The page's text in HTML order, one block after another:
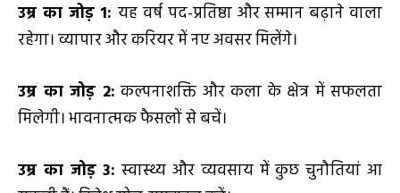
उम्र का जोड़ 1:यह वर्ष पद-प्रतिष्ठा और सम्मान बढ़ाने वाला
रहेगा। व्यापार और करियर में नए अवसर मिलेंगे।
उम्र का जोड़ 2: कल्पनाशक्ति और कला के क्षेत्र में सफलता
मिलेगी। भावनात्मक फैसलों से बचें।
उम्र का जोड़3: स्वास्थ्य और व्यवसाय में कुछ चुनौतियां आ